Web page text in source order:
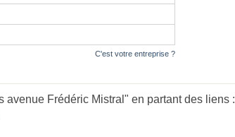
C'est votre entreprise ?
Frédéric Mistral" en partant des liens :